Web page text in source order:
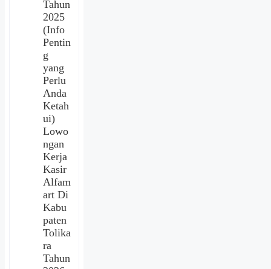
Tahun
2025
(Info
Pentin
g
yang
Perlu
Anda
Ketah
ui)
Lowo
ngan
Kerja
Kasir
Alfam
art Di
Kabu
paten
Tolika
ra
Tahun